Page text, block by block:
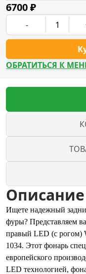
6700₽
-
ОБРАТИТЬСЯ К
Описание
Ищете надежный
фуры? Представляем
правый LED (с рогом)
1034. Этот фонарь
европейского
LED технологией,